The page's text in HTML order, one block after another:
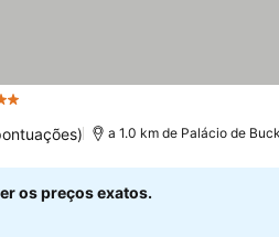
a 1.0 km de Palácio de
os preços exatos.